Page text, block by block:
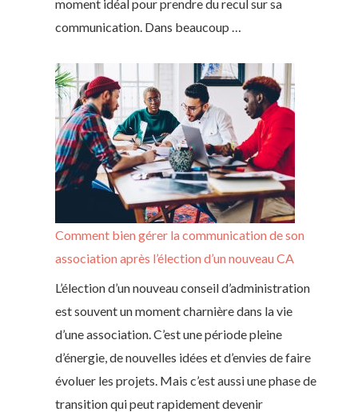
moment idéal pour prendre du recul sur sa
communication. Dans beaucoup …
Comment bien gérer la communication de son
association après l’élection d’un nouveau CA
L’élection d’un nouveau conseil d’administration
est souvent un moment charnière dans la vie
d’une association. C’est une période pleine
d’énergie, de nouvelles idées et d’envies de faire
évoluer les projets. Mais c’est aussi une phase de
transition qui peut rapidement devenir